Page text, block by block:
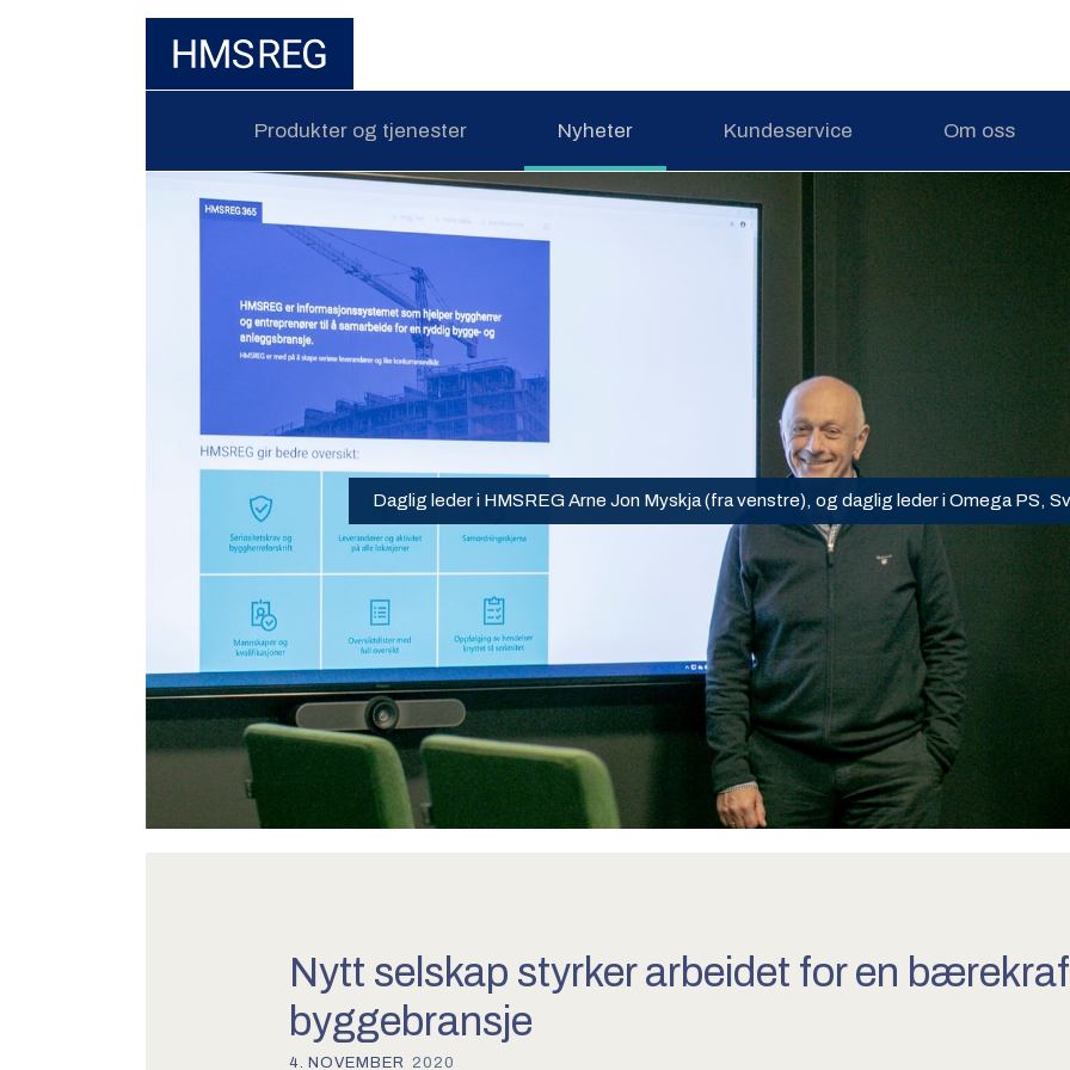
Produkter og tjenester Nyheter Kundeservice Om oss
Daglig leder i HMSREG Arne Jon Myskja (fra venstre), og daglig leder i Omega PS,
Nytt selskap styrker arbeidet for en
byggebransje
4. NOVEMBER 2020